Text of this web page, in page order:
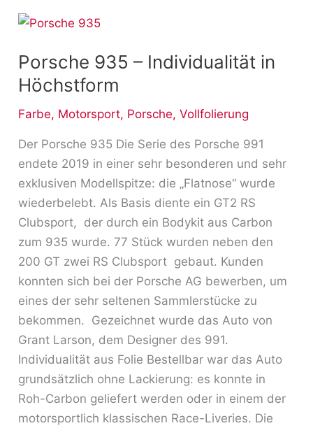
Porsche 935 – Individualität in
Höchstform
Farbe, Motorsport, Porsche,Vollfolierung
Der Porsche 935 Die Serie des Porsche 991
endete 2019 in einer sehr besonderen und sehr
exklusiven Modellspitze: die „Flatnose“ wurde
wiederbelebt. Als Basis diente ein GT2 RS
Clubsport, der durch ein Bodykit aus Carbon
zum 935 wurde. 77 Stück wurden neben den
200 GT zwei RS Clubsport gebaut. Kunden
konnten sich bei der Porsche AG bewerben, um
eines der sehr seltenen Sammlerstücke zu
bekommen. Gezeichnet wurde das Auto von
Grant Larson, dem Designer des 991.
Individualität aus Folie Bestellbar war das Auto
grundsätzlich ohne Lackierung: es konnte in
Roh-Carbon geliefert werden oder in einem der
motorsportlich klassischen Race-Liveries. Die
Porsche
–
Individualität
Höchstform